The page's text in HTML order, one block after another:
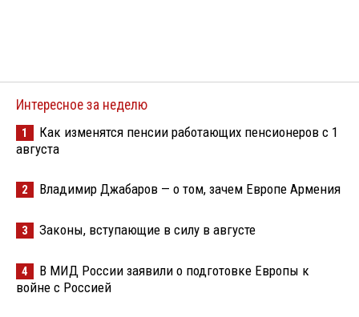
Интересное за неделю
1
Как изменятся пенсии работающих пенсионеров с 1
августа
2 Владимир Джабаров — о том, зачем Европе Армения
3 Законы, вступающие в силу в августе
4
В МИД России заявили о подготовке Европы к
войне с Россией